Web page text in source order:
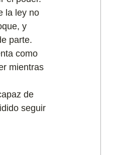
la ley no
y
parte.
como
mientras
de
seguir